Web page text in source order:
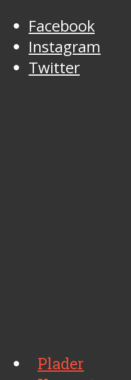
Facebook
Instagram
Twitter
Plader